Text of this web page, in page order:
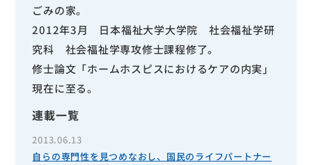
ごみの家。
2012年3月 日本福祉大学大学院 社会福祉学研
究科 社会福祉学専攻修士課程修了。
修士論文「ホームホスピスにおけるケアの内実」
現在に至る。
連載一覧
2013.06.13
自らの専門性を見つめなおし、国民のライフパートナー